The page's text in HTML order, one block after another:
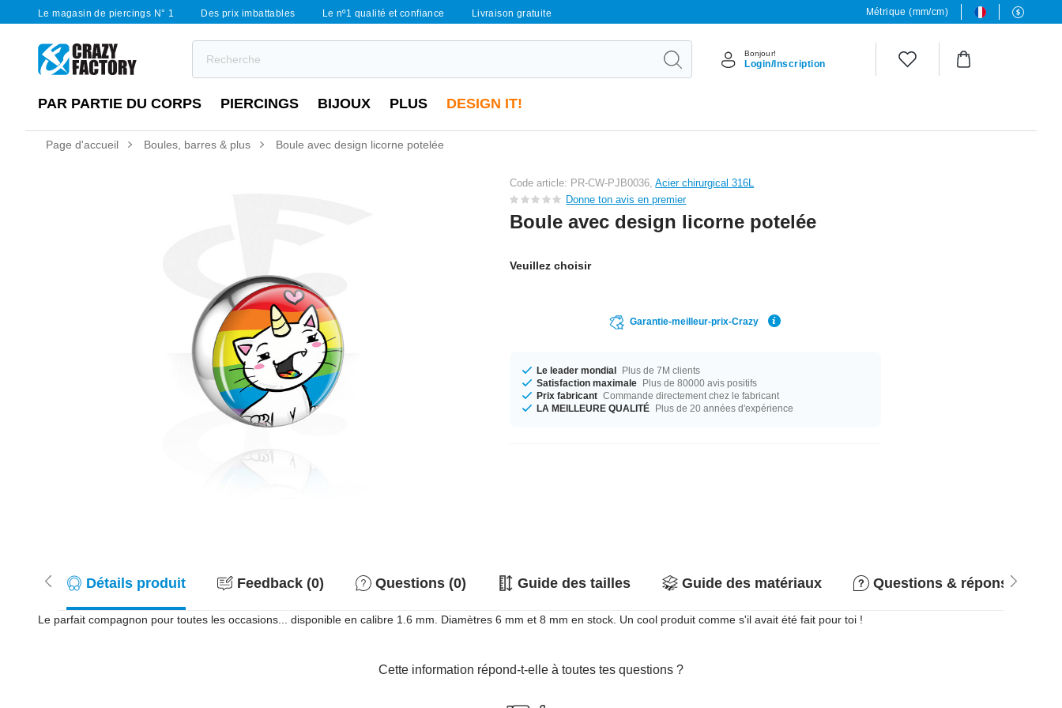
Le magasin de piercings N° 1 Des prix imbattables Le nº1 qualité et confiance Livraison gratuite Métrique (mm/cm)
Bonjour!
Login/Inscription
PAR PARTIE DU CORPS PIERCINGS BIJOUX PLUS DESIGN IT!
Page d'accueil Boules, barres & plus Boule avec design licorne potelée
Code article: PR-CW-PJB0036,Acier chirurgical 316L
Donne ton avis en premier
Boule avec design licorne potelée
Veuillez choisir
Garantie-meilleur-prix-Crazy
Le leader mondial Plus de 7M clients
Satisfaction maximale Plus de 80000 avis positifs
Prix fabricant Commande directement chez le fabricant
LA MEILLEURE QUALITÉ Plus de 20 années d'expérience
Détails produit Feedback (0) Questions (0) Guide des tailles Guide des matériaux Questions & réponses
Le parfait compagnon pour toutes les occasions... disponible en calibre 1.6 mm. Diamètres 6 mm et 8 mm en stock. Un cool produit comme s'il avait été fait pour toi !
Cette information répond-t-elle à toutes tes questions ?